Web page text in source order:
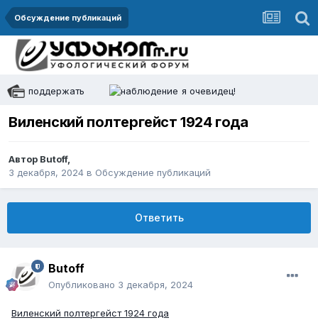
Обсуждение публикаций
поддержать я очевидец!
Виленский полтергейст 1924 года
Автор Butoff,
3 декабря, 2024 в Обсуждение публикаций
Ответить
Butoff
Опубликовано 3 декабря, 2024
Виленский полтергейст 1924 года